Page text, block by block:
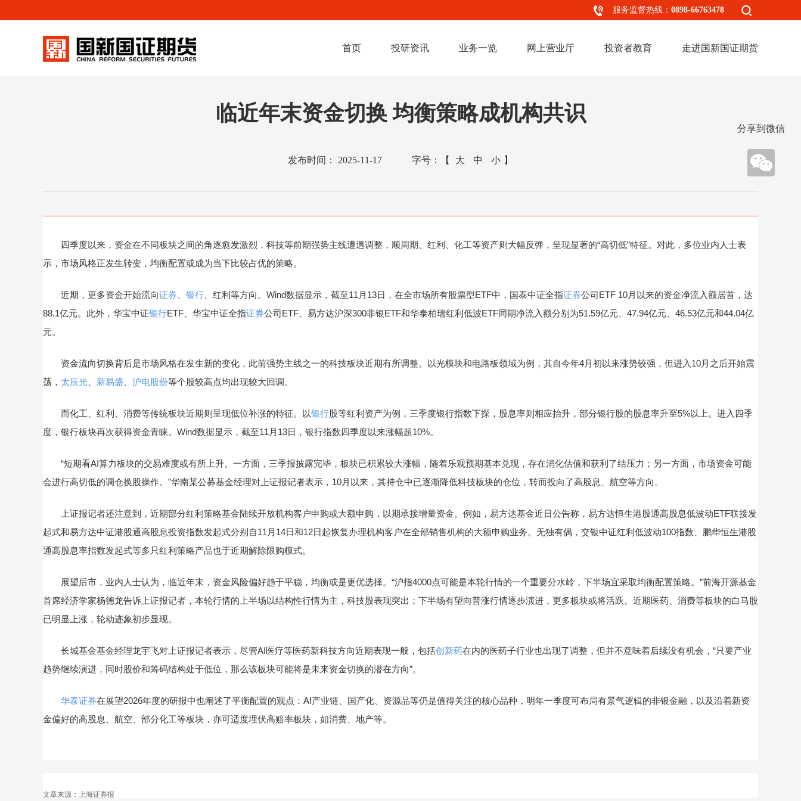
服务监督热线： 0898-66763478
首页 投研资讯 业务一览 网上营业厅 投资者教育 走进国新国证期货
分享到微信
临近年末资金切换 均衡策略成机构共识
发布时间： 2025-11-17 字号： 【 大 中 小 】
四季度以来，资金在不同板块之间的角逐愈发激烈，科技等前期强势主线遭遇调整，顺周期、红利、化工等资产则大幅反弹，呈现显著的“高切低”特征。对此，多位业内人士表
示，市场风格正发生转变，均衡配置或成为当下比较占优的策略。
近期，更多资金开始流向证券 银行 、红利等方向。Wind数据显示，截至11月13日，在全市场所有股票型ETF中，国泰中证全指证券公司ETF 10月以来的资金净流入额居首，达
88.1亿元。此外，华宝中证银行ETF、华宝中证全指证券公司ETF、易方达沪深300非银ETF和华泰柏瑞红利低波ETF同期净流入额分别为51.59亿元、47.94亿元、46.53亿元和44.04亿
元。
资金流向切换背后是市场风格在发生新的变化，此前强势主线之一的科技板块近期有所调整。以光模块和电路板领域为例，其自今年4月初以来涨势较强，但进入10月之后开始震
荡， 太辰光 新易盛 沪电股份等个股较高点均出现较大回调。
而化工、红利、消费等传统板块近期则呈现低位补涨的特征。以银行股等红利资产为例，三季度银行指数下探，股息率则相应抬升，部分银行股的股息率升至5%以上。进入四季
度，银行板块再次获得资金青睐。Wind数据显示，截至11月13日，银行指数四季度以来涨幅超10%。
“短期看AI算力板块的交易难度或有所上升。一方面，三季报披露完毕，板块已积累较大涨幅，随着乐观预期基本兑现，存在消化估值和获利了结压力；另一方面，市场资金可能
会进行高切低的调仓换股操作。”华南某公募基金经理对上证报记者表示，10月以来，其持仓中已逐渐降低科技板块的仓位，转而投向了高股息、航空等方向。
上证报记者还注意到，近期部分红利策略基金陆续开放机构客户申购或大额申购，以期承接增量资金。例如，易方达基金近日公告称，易方达恒生港股通高股息低波动ETF联接发
起式和易方达中证港股通高股息投资指数发起式分别自11月14日和12日起恢复办理机构客户在全部销售机构的大额申购业务。无独有偶，交银中证红利低波动100指数、鹏华恒生港股
通高股息率指数发起式等多只红利策略产品也于近期解除限购模式。
展望后市，业内人士认为，临近年末，资金风险偏好趋于平稳，均衡或是更优选择。“沪指4000点可能是本轮行情的一个重要分水岭，下半场宜采取均衡配置策略。”前海开源基金
首席经济学家杨德龙告诉上证报记者，本轮行情的上半场以结构性行情为主，科技股表现突出；下半场有望向普涨行情逐步演进，更多板块或将活跃。近期医药、消费等板块的白马股
已明显上涨，轮动迹象初步显现。
长城基金基金经理龙宇飞对上证报记者表示，尽管AI医疗等医药新科技方向近期表现一般，包括创新药在内的医药子行业也出现了调整，但并不意味着后续没有机会，“只要产业
趋势继续演进，同时股价和筹码结构处于低位，那么该板块可能将是未来资金切换的潜在方向”。
华泰证券在展望2026年度的研报中也阐述了平衡配置的观点：AI产业链、国产化、资源品等仍是值得关注的核心品种，明年一季度可布局有景气逻辑的非银金融，以及沿着新资
金偏好的高股息、航空、部分化工等板块，亦可适度埋伏高赔率板块，如消费、地产等。
文章来源：上海证券报